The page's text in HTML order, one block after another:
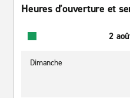
Heures d’ouverture et
2
Dimanche